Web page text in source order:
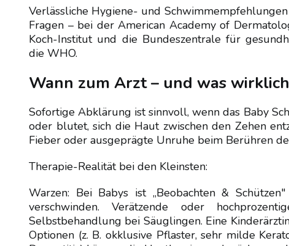
Verlässliche Hygiene- und
Fragen – bei der American Academy of
Koch-Institut und die Bundeszentrale für
die WHO.
Wann zum Arzt – und was
Sofortige Abklärung ist sinnvoll, wenn das Baby
oder blutet, sich die Haut zwischen den Zehen
Fieber oder ausgeprägte Unruhe beim Berühren
Therapie-Realität bei den Kleinsten:
Warzen: Bei Babys ist „Beobachten &
verschwinden. Verätzende oder
Selbstbehandlung bei Säuglingen. Eine
Optionen (z. B. okklusive Pflaster, sehr milde